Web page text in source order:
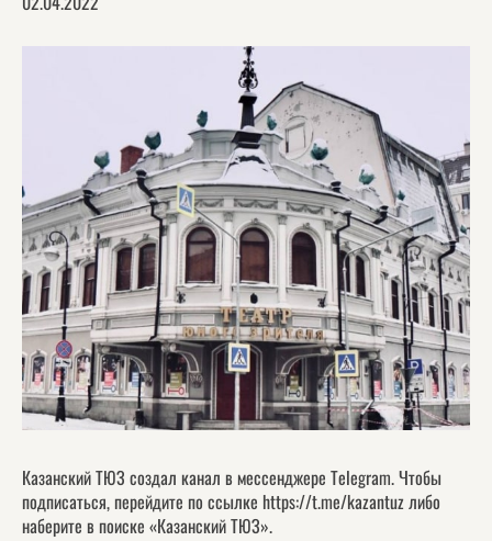
Казанский ТЮЗ создал канал в мессенджере Telegram. Чтобы
подписаться, перейдите по ссылке https://t.me/kazantuz либо
наберите в поиске «Казанский ТЮЗ».